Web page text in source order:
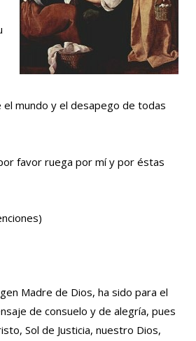
el mundo y el desapego de todas
favor ruega por mí y por éstas
Madre de Dios, ha sido para el
de consuelo y de alegría, pues
Sol de Justicia, nuestro Dios,